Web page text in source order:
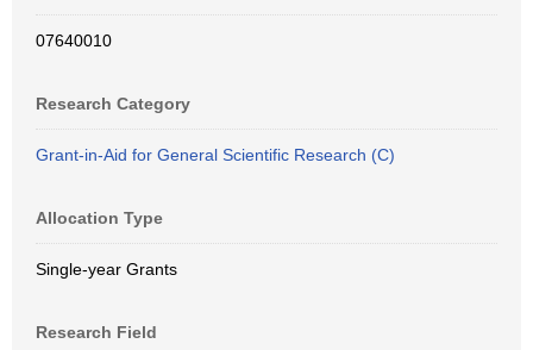
07640010
Research Category
Grant-in-Aid for General Scientific Research (C)
Allocation Type
Single-year Grants
Research Field